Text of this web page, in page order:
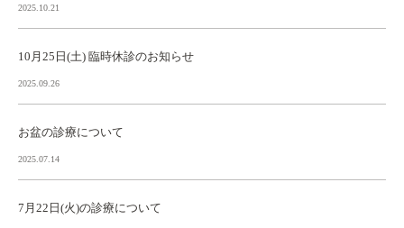
2025.10.21
10月25日(土) 臨時休診のお知らせ
2025.09.26
お盆の診療について
2025.07.14
7月22日(火)の診療について